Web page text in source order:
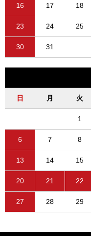
16 17 18
23 24 25
30 31
日 月 火
1
6 7 8
13 14 15
20 21 22
27 28 29